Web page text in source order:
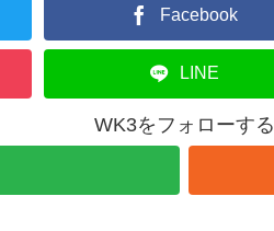
Facebook
LINE
WK3をフォローする